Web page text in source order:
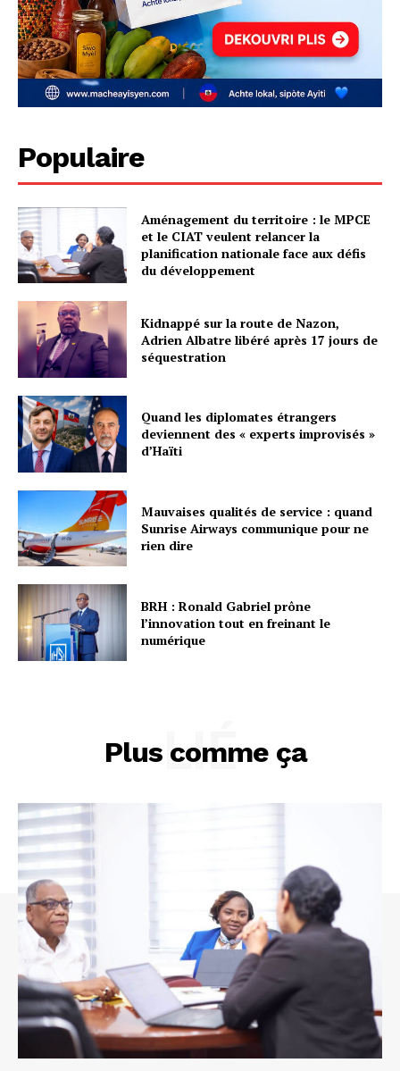
Populaire
Aménagement du territoire : le MPCE
et le CIAT veulent relancer la
planification nationale face aux défis
du développement
Kidnappé sur la route de Nazon,
Adrien Albatre libéré après 17 jours de
séquestration
Quand les diplomates étrangers
deviennent des « experts improvisés »
d’Haïti
Mauvaises qualités de service : quand
Sunrise Airways communique pour ne
rien dire
BRH : Ronald Gabriel prône
l’innovation tout en freinant le
numérique
Plus comme ça
LIÉ